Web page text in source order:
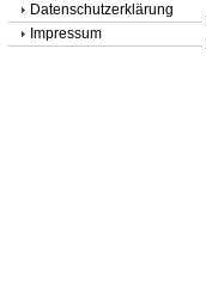
Datenschutzerklärung
Impressum